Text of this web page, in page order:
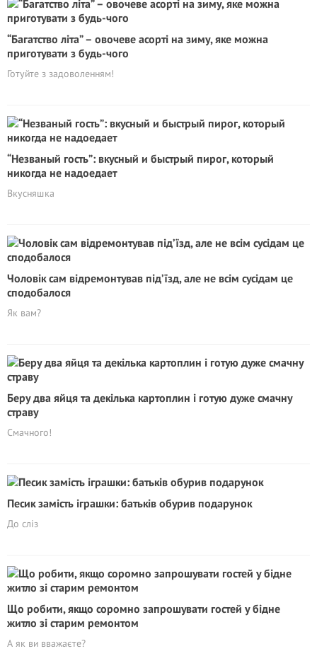
“Багатство літа” – овочеве асорті на зиму, яке можна
приготувати з будь-чого
Готуйте з задоволенням!
“Незваный гость”: вкусный и быстрый пирог, который
никогда не надоедает
Вкусняшка
Чоловік сам відремонтував під’їзд, але не всім сусідам це
сподобалося
Як вам?
Беру два яйця та декілька картоплин і готую дуже смачну
страву
Смачного!
Песик замість іграшки: батьків обурив подарунок
До сліз
Що робити, якщо соромно запрошувати гостей у бідне
житло зі старим ремонтом
А як ви вважаєте?